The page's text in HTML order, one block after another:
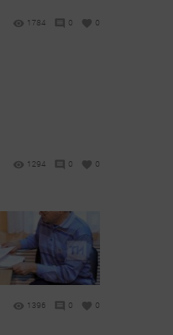
1784 0 0
1294 0 0
1396 0 0